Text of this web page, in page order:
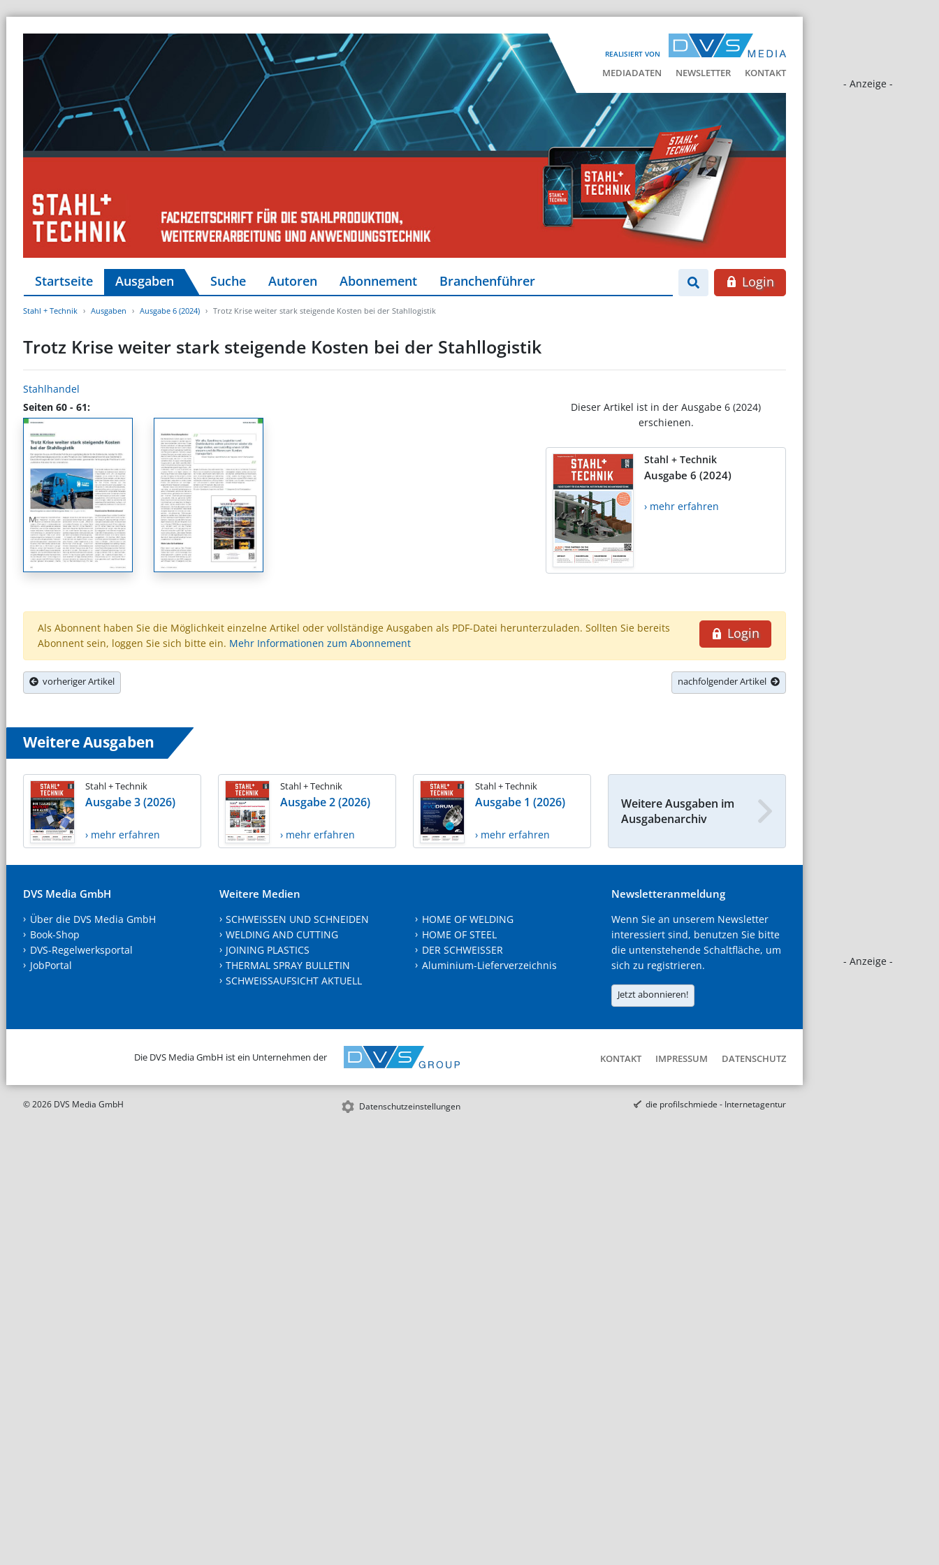
REALISIERT VON
MEDIADATEN NEWSLETTER KONTAKT
- Anzeige -
- Anzeige -
Startseite Ausgaben Suche Autoren Abonnement Branchenführer Login
Stahl + Technik Ausgaben Ausgabe 6 (2024) Trotz Krise weiter stark steigende Kosten bei der Stahllogistik
Trotz Krise weiter stark steigende Kosten bei der Stahllogistik
Stahlhandel
Seiten 60 - 61:
Dieser Artikel ist in der Ausgabe 6 (2024)
erschienen.
Stahl + Technik
Ausgabe 6 (2024)
› mehr erfahren
Login
Als Abonnent haben Sie die Möglichkeit einzelne Artikel oder vollständige Ausgaben als PDF-Datei herunterzuladen. Sollten Sie bereits
Abonnent sein, loggen Sie sich bitte ein. Mehr Informationen zum Abonnement
vorheriger Artikel nachfolgender Artikel
Weitere Ausgaben
Stahl + Technik
Ausgabe 3 (2026)
› mehr erfahren
Stahl + Technik
Ausgabe 2 (2026)
› mehr erfahren
Stahl + Technik
Ausgabe 1 (2026)
› mehr erfahren
Weitere Ausgaben im
Ausgabenarchiv
DVS Media GmbH
Über die DVS Media GmbH
Book-Shop
DVS-Regelwerksportal
JobPortal
Weitere Medien
SCHWEISSEN UND SCHNEIDEN
WELDING AND CUTTING
JOINING PLASTICS
THERMAL SPRAY BULLETIN
SCHWEISSAUFSICHT AKTUELL
HOME OF WELDING
HOME OF STEEL
DER SCHWEISSER
Aluminium-Lieferverzeichnis
Newsletteranmeldung
Wenn Sie an unserem Newsletter
interessiert sind, benutzen Sie bitte
die untenstehende Schaltfläche, um
sich zu registrieren.
Jetzt abonnieren!
Die DVS Media GmbH ist ein Unternehmen der KONTAKT IMPRESSUM DATENSCHUTZ
© 2026 DVS Media GmbH Datenschutzeinstellungen die profilschmiede - Internetagentur